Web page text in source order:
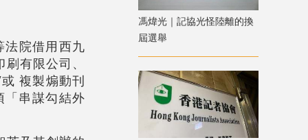
法院借用西九
有限公司、
複製煽動刊
串謀勾結外
馮煒光｜記協光怪陸離的換
屆選舉